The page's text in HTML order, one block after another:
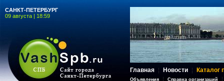
САНКТ-ПЕТЕРБУРГ
09 августа | 18:59
Главная Новости Каталог
Объявления Справка организаций